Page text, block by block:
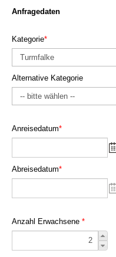
Anfragedaten
Kategorie*
Alternative Kategorie
Anreisedatum*
Abreisedatum*
Anzahl Erwachsene *